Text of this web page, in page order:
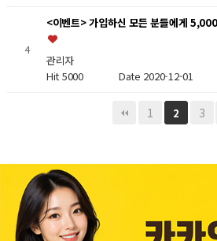
4
<이벤트> 가입하신 모든 분들에게
관리자
Hit 5000 Date 2020-12-01
1 2 3